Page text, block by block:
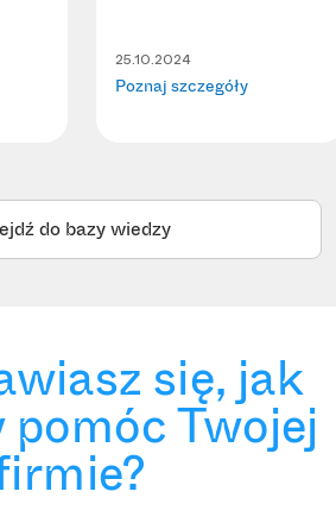
25.10.2024
Poznaj szczegóły
do bazy wiedzy
się, jak
pomóc Twojej